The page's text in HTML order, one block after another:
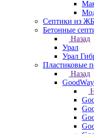
Септики из
Бетонные
Назад
Урал
Урал
Пластиковые
Назад
GoodWay